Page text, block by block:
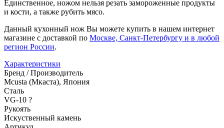
Единственное, ножом нельзя резать замороженные продукты
и кости, а также рубить мясо.
Данный кухонный нож Вы можете купить в нашем интернет
магазине с доставкой по Москве, Санкт-Петербургу и в любой
регион России.
Характеристики
Бренд / Производитель
Mcusta (Мкаста), Япония
Сталь
VG-10 ?
Рукоять
Искуственный камень